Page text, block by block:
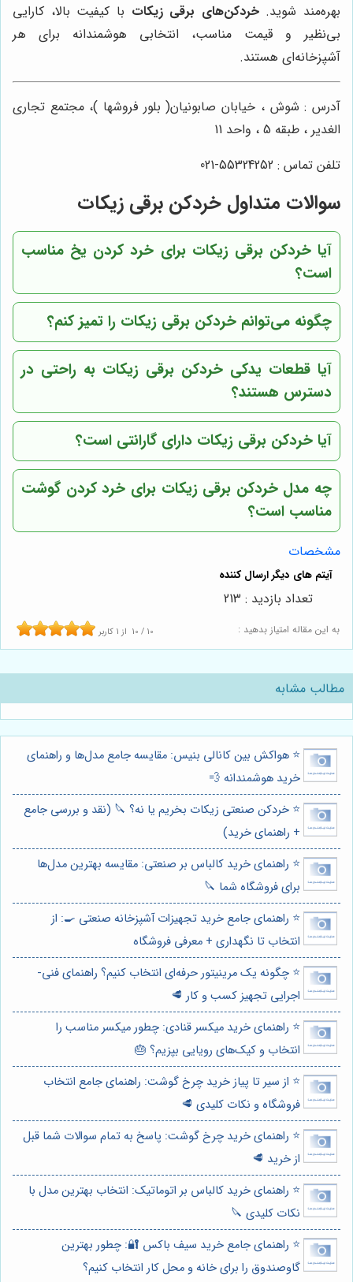
بهره‌مند شوید.خردکن‌های برقی زیکات با کیفیت بالا، کارایی
بی‌نظیر و قیمت مناسب، انتخابی هوشمندانه برای هر
آشپزخانه‌ای هستند.
آدرس : شوش ، خیابان صابونیان( بلور فروشها )، مجتمع تجاری
الغدیر ، طبقه 5 ، واحد 11
تلفن تماس : 55324252-021
سوالات متداول خردکن برقی زیکات
آیا خردکن برقی زیکات برای خرد کردن یخ مناسب
است؟
چگونه می‌توانم خردکن برقی زیکات را تمیز کنم؟
آیا قطعات یدکی خردکن برقی زیکات به راحتی در
دسترس هستند؟
آیا خردکن برقی زیکات دارای گارانتی است؟
چه مدل خردکن برقی زیکات برای خرد کردن گوشت
مناسب است؟
مشخصات
به این مقاله امتیاز بدهید : 10 / 10 از 1 کاربر
تعداد بازدید : 213
مطالب مشابه
⭐️ هواکش بین کانالی بنیس: مقایسه جامع مدل‌ها و راهنمای
خرید هوشمندانه 💨
⭐️ خردکن صنعتی زیکات بخریم یا نه؟ 🔪 (نقد و بررسی جامع
+ راهنمای خرید)
⭐️ راهنمای خرید کالباس بر صنعتی: مقایسه بهترین مدل‌ها
برای فروشگاه شما 🔪
⭐️ راهنمای جامع خرید تجهیزات آشپزخانه صنعتی 🍳: از
انتخاب تا نگهداری + معرفی فروشگاه
⭐️ چگونه یک مرینیتور حرفه‌ای انتخاب کنیم؟ راهنمای فنی-
اجرایی تجهیز کسب و کار 🥩
⭐️ راهنمای خرید میکسر قنادی: چطور میکسر مناسب را
انتخاب و کیک‌های رویایی بپزیم؟ 🎂
⭐️ از سیر تا پیاز خرید چرخ گوشت: راهنمای جامع انتخاب
فروشگاه و نکات کلیدی 🥩
⭐️ راهنمای خرید چرخ گوشت: پاسخ به تمام سوالات شما قبل
از خرید 🥩
⭐️ راهنمای خرید کالباس بر اتوماتیک: انتخاب بهترین مدل با
نکات کلیدی 🔪
⭐️ راهنمای جامع خرید سیف باکس 🔐: چطور بهترین
گاوصندوق را برای خانه و محل کار انتخاب کنیم؟